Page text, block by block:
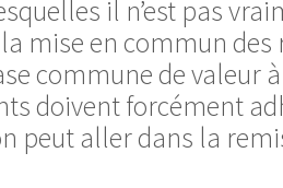
il n’est pas
mise en commun des
commune de valeur
doivent forcément
peut aller dans la